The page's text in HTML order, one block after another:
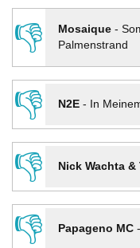
👎
Mosaique-
Palmenstrand
👎
N2E- In
👎
Nick Wachta &
👎
Papageno MC-